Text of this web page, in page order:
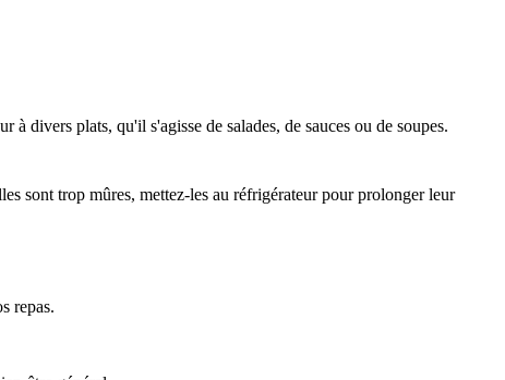
divers plats, qu'il s'agisse de salades, de sauces ou de soupes.
sont trop mûres, mettez-les au réfrigérateur pour prolonger leur
repas.